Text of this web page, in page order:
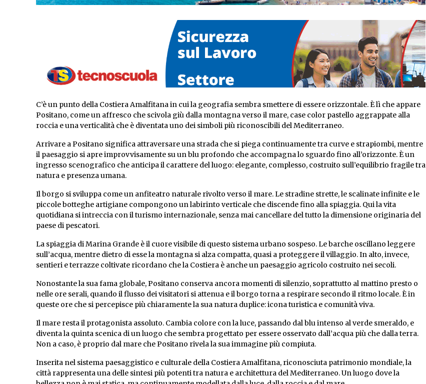
C’è un punto della Costiera Amalfitana in cui la geografia sembra smettere di essere orizzontale. È lì che appare
Positano, come un affresco che scivola giù dalla montagna verso il mare, case color pastello aggrappate alla
roccia e una verticalità che è diventata uno dei simboli più riconoscibili del Mediterraneo.
Arrivare a Positano significa attraversare una strada che si piega continuamente tra curve e strapiombi, mentre
il paesaggio si apre improvvisamente su un blu profondo che accompagna lo sguardo fino all’orizzonte. È un
ingresso scenografico che anticipa il carattere del luogo: elegante, complesso, costruito sull’equilibrio fragile tra
natura e presenza umana.
Il borgo si sviluppa come un anfiteatro naturale rivolto verso il mare. Le stradine strette, le scalinate infinite e le
piccole botteghe artigiane compongono un labirinto verticale che discende fino alla spiaggia. Qui la vita
quotidiana si intreccia con il turismo internazionale, senza mai cancellare del tutto la dimensione originaria del
paese di pescatori.
La spiaggia di Marina Grande è il cuore visibile di questo sistema urbano sospeso. Le barche oscillano leggere
sull’acqua, mentre dietro di esse la montagna si alza compatta, quasi a proteggere il villaggio. In alto, invece,
sentieri e terrazze coltivate ricordano che la Costiera è anche un paesaggio agricolo costruito nei secoli.
Nonostante la sua fama globale, Positano conserva ancora momenti di silenzio, soprattutto al mattino presto o
nelle ore serali, quando il flusso dei visitatori si attenua e il borgo torna a respirare secondo il ritmo locale. È in
queste ore che si percepisce più chiaramente la sua natura duplice: icona turistica e comunità viva.
Il mare resta il protagonista assoluto. Cambia colore con la luce, passando dal blu intenso al verde smeraldo, e
diventa la quinta scenica di un luogo che sembra progettato per essere osservato dall’acqua più che dalla terra.
Non a caso, è proprio dal mare che Positano rivela la sua immagine più compiuta.
Inserita nel sistema paesaggistico e culturale della Costiera Amalfitana, riconosciuta patrimonio mondiale, la
città rappresenta una delle sintesi più potenti tra natura e architettura del Mediterraneo. Un luogo dove la